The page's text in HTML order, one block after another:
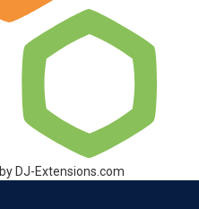
by DJ-Extensions.com